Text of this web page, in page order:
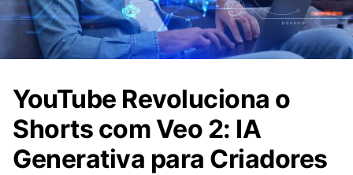
YouTube Revoluciona o
Shorts com Veo 2: IA
Generativa para Criadores